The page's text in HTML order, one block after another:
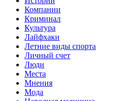
Компании
Криминал
Культура
Лайфхаки
Летние виды спорта
Личный счет
Люди
Места
Мнения
Мода